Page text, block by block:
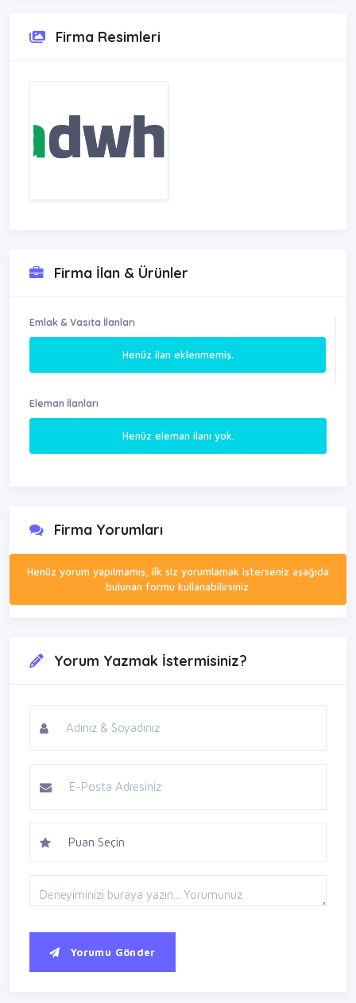
Firma Resimleri
Firma İlan & Ürünler
Emlak & Vasıta İlanları
Henüz ilan eklenmemiş.
Eleman İlanları
Henüz eleman ilanı yok.
Firma Yorumları
Henüz yorum yapılmamış, ilk siz yorumlamak isterseniz aşağıda
bulunan formu kullanabilirsiniz.
Yorum Yazmak İstermisiniz?
Yorumu Gönder